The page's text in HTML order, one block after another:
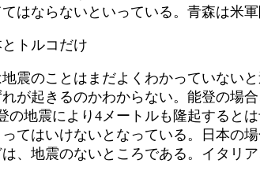
はならないといっている。青森は米
トルコだけ
震のことはまだよくわかっていない
が起きるのかわからない。能登の場
の地震により4メートルも隆起すると
てはいけないとなっている。日本の
、地震のないところである。イタリ